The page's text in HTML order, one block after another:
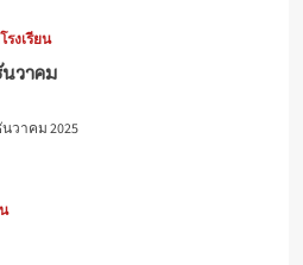
รงเรียน
วาคม
นวาคม 2025